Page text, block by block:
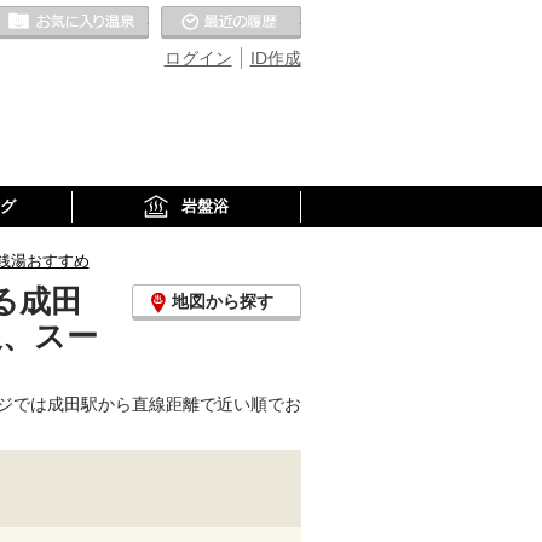
ID作成
ログイン
お気に入りの温泉
岩盤浴
湯おすすめ
成田
スー
地図から探す
では成田駅から直線距離で近い順でお